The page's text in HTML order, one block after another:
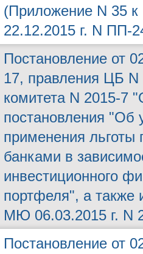
(Приложение N 35 к
22.12.2015 г. N ПП-
Постановление от
17, правления ЦБ N
комитета N 2015-7
постановления "Об
применения
банками в
инвестиционного
портфеля", а также
МЮ 06.03.2015 г. N
Постановление от